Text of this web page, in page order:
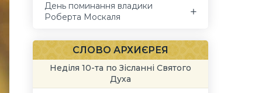
День поминання владики
Роберта Москаля
СЛОВО АРХИЄРЕЯ
Неділя 10-та по Зісланні Святого
Духа